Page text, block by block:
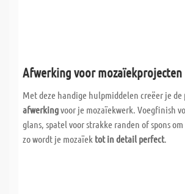
Afwerking voor mozaïekprojecten
Met deze handige hulpmiddelen creëer je de
afwerkingvoor je mozaïekwerk. Voegfinish
glans, spatel voor strakke randen of spons
zo wordt je mozaïek tot in detail perfect.